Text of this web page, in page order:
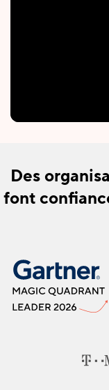
Des
font